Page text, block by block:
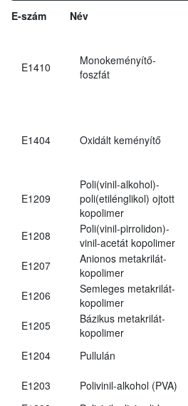
E-szám Név
E1410
Monokeményítő-
foszfát
E1404 Oxidált keményítő
E1209
Poli(vinil-alkohol)-
poli(etilénglikol) ojtott
kopolimer
E1208
Poli(vinil-pirrolidon)-
vinil-acetát kopolimer
E1207
Anionos metakrilát-
kopolimer
E1206
Semleges metakrilát-
kopolimer
E1205
Bázikus metakrilát-
kopolimer
E1204 Pullulán
E1203
Polivinil-alkohol (PVA)